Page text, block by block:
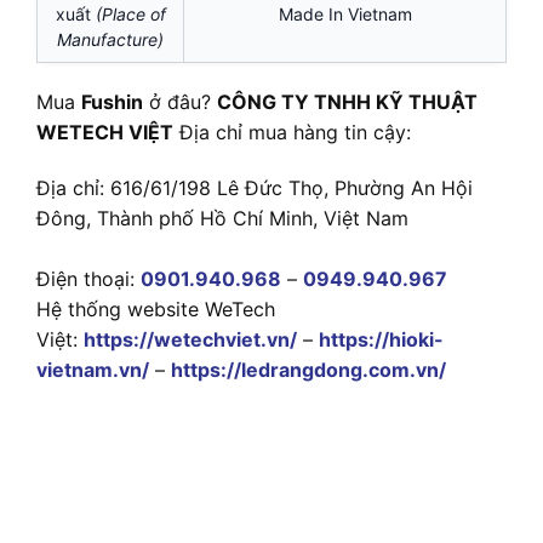
xuất (Place of
Manufacture)
Made In Vietnam
Mua Fushin ở đâu? CÔNG TY TNHH KỸ THUẬT
WETECH VIỆT Địa chỉ mua hàng tin cậy:
Địa chỉ: 616/61/198 Lê Đức Thọ, Phường An Hội
Đông, Thành phố Hồ Chí Minh, Việt Nam
Điện thoại: 0901.940.968 – 0949.940.967
Hệ thống website WeTech
Việt: https://wetechviet.vn/ – https://hioki-
vietnam.vn/ – https://ledrangdong.com.vn/